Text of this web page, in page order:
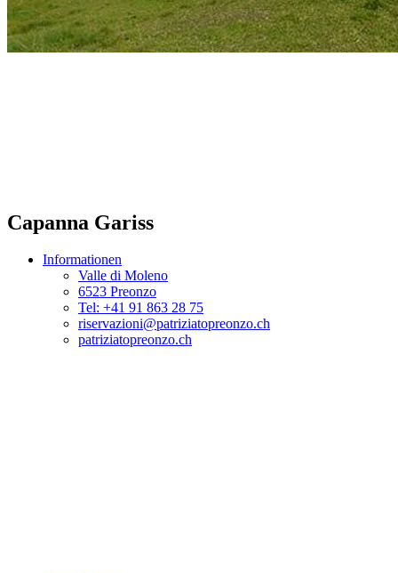
Capanna Gariss
Informationen
Valle di Moleno
6523 Preonzo
Tel: +41 91 863 28 75
riservazioni@patriziatopreonzo.ch
patriziatopreonzo.ch